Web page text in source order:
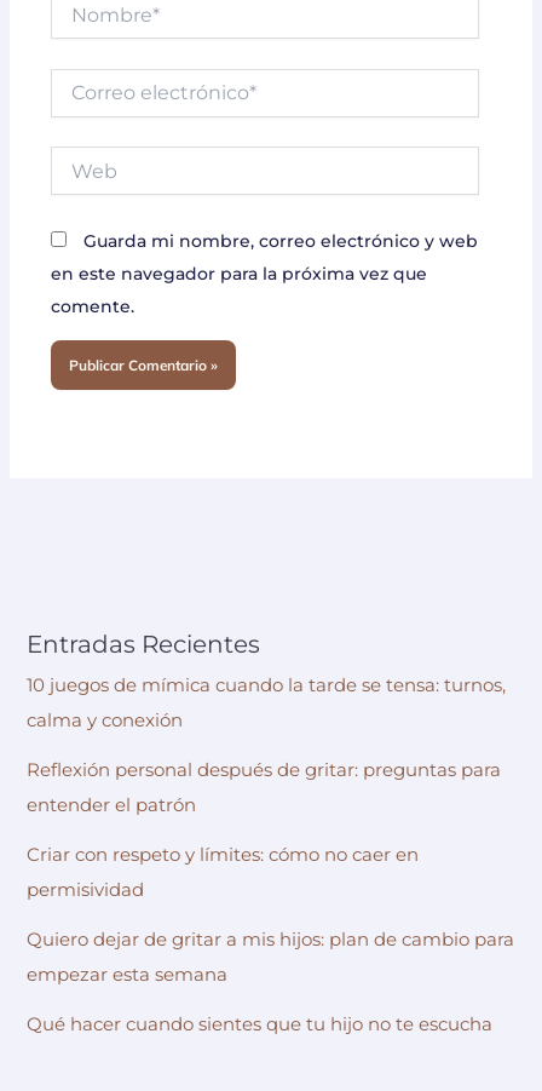
Correo
electrónico*
Guarda mi nombre, correo electrónico y web
en este navegador para la próxima vez que
comente.
Entradas Recientes
10 juegos de mímica cuando la tarde se tensa: turnos,
calma y conexión
Reflexión personal después de gritar: preguntas para
entender el patrón
Criar con respeto y límites: cómo no caer en
permisividad
Quiero dejar de gritar a mis hijos: plan de cambio para
empezar esta semana
Qué hacer cuando sientes que tu hijo no te escucha